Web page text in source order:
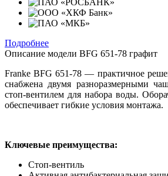
Подробнее
Описание модели BFG 651-78 графит
Franke BFG 651-78 — практичное
снабжена двумя разноразмерными
стоп-вентилем для набора воды.
обеспечивает гибкие условия монтажа.
Ключевые преимущества:
Стоп-вентиль